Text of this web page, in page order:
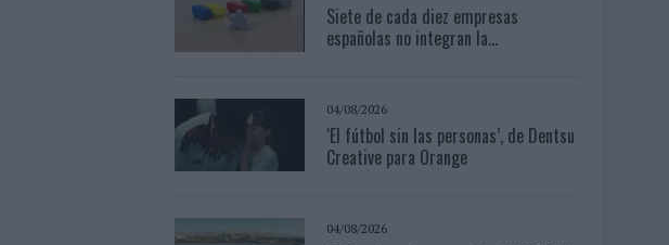
Siete de cada diez empresas
españolas no integran la...
04/08/2026
‘El fútbol sin las personas’, de Dentsu
Creative para Orange
04/08/2026